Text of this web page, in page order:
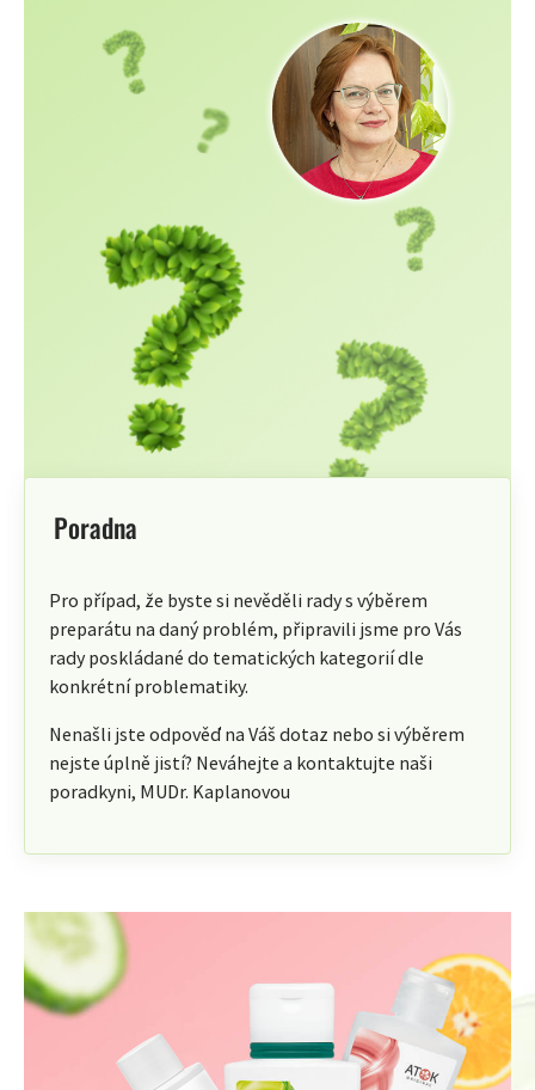
Poradna
Pro případ, že byste si nevěděli rady s výběrem
preparátu na daný problém, připravili jsme pro Vás
rady poskládané do tematických kategorií dle
konkrétní problematiky.
Nenašli jste odpověď na Váš dotaz nebo si výběrem
nejste úplně jistí? Neváhejte a kontaktujte naši
poradkyni, MUDr. Kaplanovou